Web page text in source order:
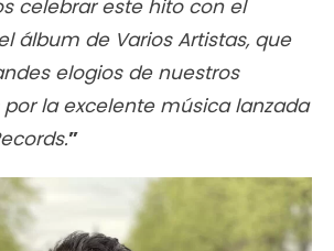
celebrar este hito con el
álbum de Varios Artistas, que
elogios de nuestros
la excelente música lanzada
”